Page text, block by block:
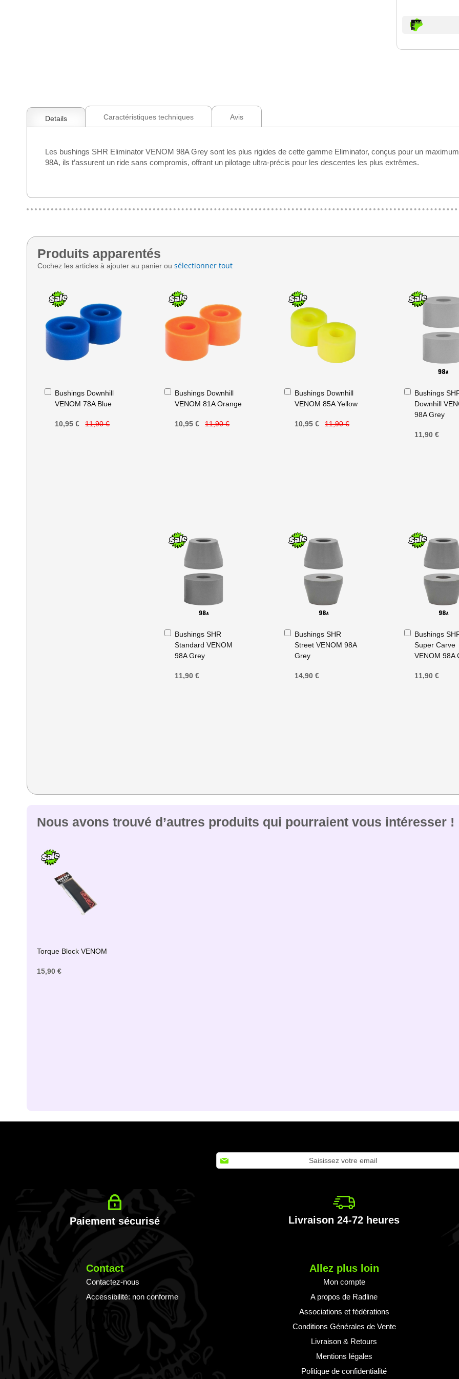
beginning
gallery
Details
Les bushings SHR Eliminator VENOM 98A Grey sont les plus rigides de cette gamme Eliminator, conçus pour un
98A, ils t’assurent un ride sans compromis, offrant un pilotage ultra-précis pour les descentes les plus extrêmes.
Caractéristiques techniques Avis
Produits apparentés
Cochez les articles à ajouter au panier ou sélectionner tout
Bushings Downhill
VENOM 78A Blue
10,95 € 11,90 €
Ajouter
au
panier
Bushings Downhill
VENOM 81A Orange
10,95 € 11,90 €
Ajouter
au
panier
Bushings Downhill
VENOM 85A Yellow
10,95 € 11,90 €
Ajouter
au
panier
Bushings
Downhill
98A Grey
11,90 €
Ajouter
au
panier
Bushings SHR
Standard VENOM
98A Grey
11,90 €
Ajouter
au
panier
Bushings SHR
Street VENOM 98A
Grey
14,90 €
Ajouter
au
panier
Bushings
Super Carve
VENOM 98A
11,90 €
Ajouter
au
panier
Nous avons trouvé d’autres produits qui pourraient vous intéresser !
Torque Block VENOM
15,90 €
Inscription
à
Paiement sécurisé Livraison 24-72 heures
Contact
Contactez-nous
Accessibilité: non conforme
Allez plus loin
Mon compte
A propos de Radline
Associations et fédérations
Conditions Générales de Vente
Livraison & Retours
Mentions légales
Politique de confidentialité